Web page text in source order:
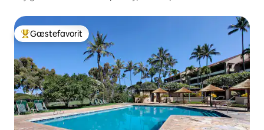
Bedste gæstefavorit
Gæstefavorit